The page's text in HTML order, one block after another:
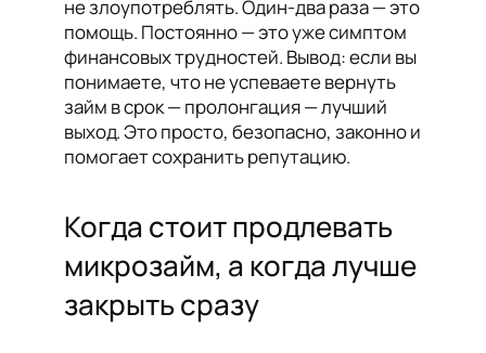
не злоупотреблять. Один-два раза — это
помощь. Постоянно — это уже симптом
финансовых трудностей. Вывод: если вы
понимаете, что не успеваете вернуть
займ в срок — пролонгация — лучший
выход. Это просто, безопасно, законно и
помогает сохранить репутацию.
Когда стоит продлевать
микрозайм, а когда лучше
закрыть сразу